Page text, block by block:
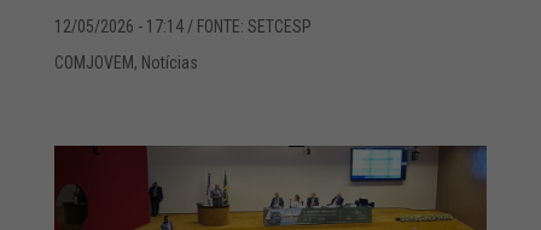
12/05/2026 - 17:14/ FONTE: SETCESP
COMJOVEM, Notícias